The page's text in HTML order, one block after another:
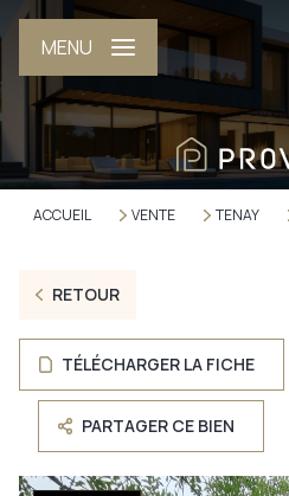
MENU
ACCUEIL VENTE TENAY
RETOUR
TÉLÉCHARGER LA FICHE
PARTAGER CE BIEN